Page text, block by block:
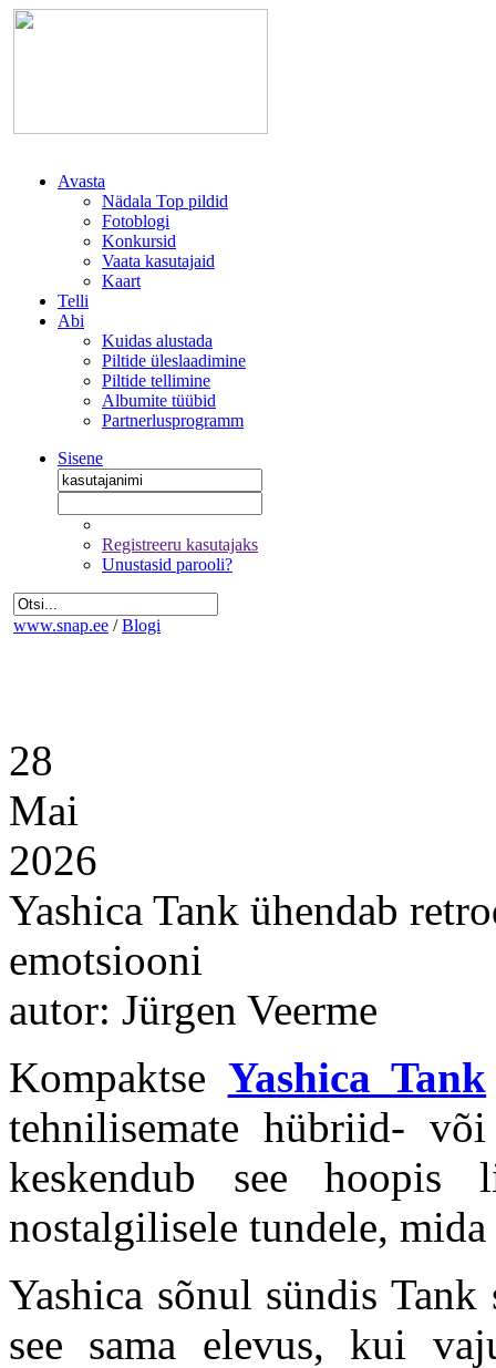
Avasta
Nädala Top pildid
Fotoblogi
Konkursid
Vaata kasutajaid
Kaart
Telli
Abi
Kuidas alustada
Piltide üleslaadimine
Piltide tellimine
Albumite tüübid
Partnerlusprogramm
Sisene
Registreeru kasutajaks
Unustasid parooli?
www.snap.ee / Blogi
28
Mai
2026
Yashica Tank ühendab
emotsiooni
autor: Jürgen Veerme
Kompaktse Yashica Tank
tehnilisemate hübriid- või
keskendub see hoopis
nostalgilisele tundele,
Yashica sõnul sündis
see sama elevus, kui